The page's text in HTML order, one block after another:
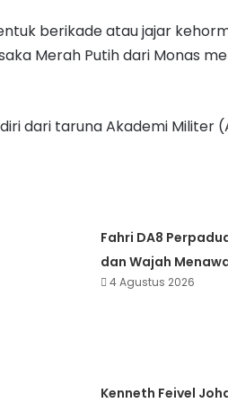
berikade atau jajar
Merah Putih dari Monas
dari taruna Akademi Militer
Fahri DA8
dan Wajah
4 Agustus 2026
Kenneth Feivel